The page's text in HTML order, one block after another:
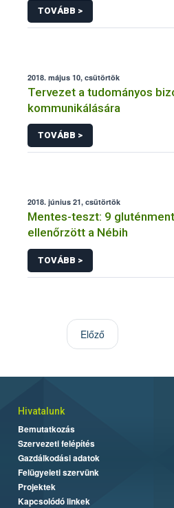
TOVÁBB >
2018. május 10, csütörtök
Tervezet a tudományos
kommunikálására
TOVÁBB >
2018. június 21, csütörtök
Mentes-teszt: 9
ellenőrzött a Nébih
TOVÁBB >
Előző
Hivatalunk
Bemutatkozás
Szervezeti felépítés
Gazdálkodási adatok
Felügyeleti szervünk
Projektek
Kapcsolódó linkek